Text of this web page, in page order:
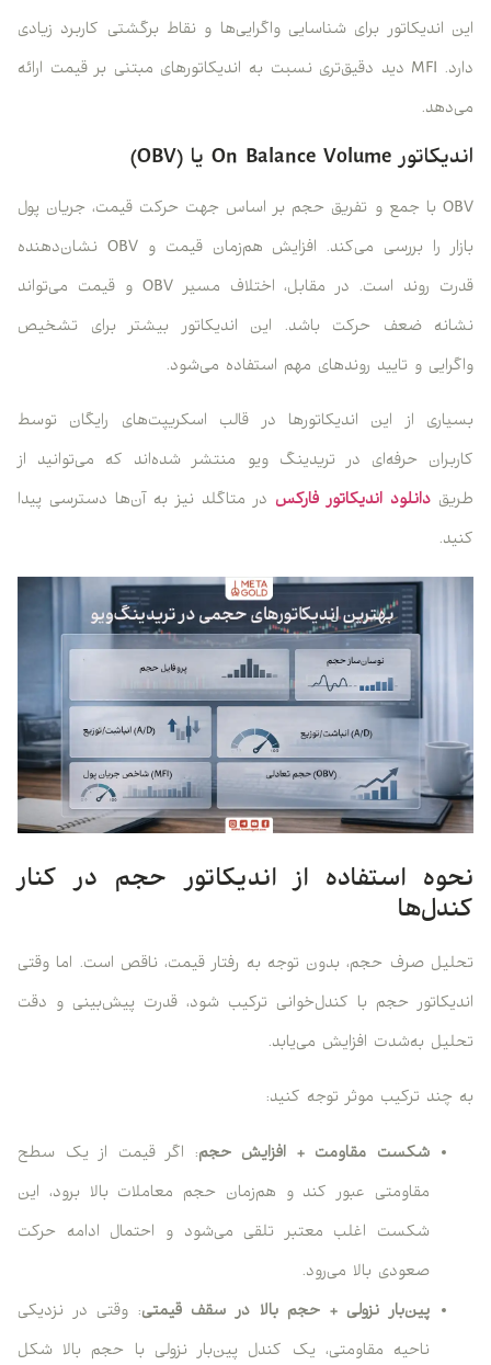
این اندیکاتور برای شناسایی واگرایی‌ها و نقاط برگشتی کاربرد زیادی
دارد. MFI دید دقیق‌تری نسبت به اندیکاتورهای مبتنی بر قیمت ارائه
می‌دهد.
اندیکاتور On Balance Volume یا (OBV)
OBV با جمع و تفریق حجم بر اساس جهت حرکت قیمت، جریان پول
بازار را بررسی می‌کند. افزایش هم‌زمان قیمت و OBV نشان‌دهنده
قدرت روند است. در مقابل، اختلاف مسیر OBV و قیمت می‌تواند
نشانه ضعف حرکت باشد. این اندیکاتور بیشتر برای تشخیص
واگرایی و تایید روندهای مهم استفاده می‌شود.
بسیاری از این اندیکاتورها در قالب اسکریپت‌های رایگان توسط
کاربران حرفه‌ای در تریدینگ ویو منتشر شده‌اند که می‌توانید از
طریق دانلود اندیکاتور فارکس در متاگلد نیز به آن‌ها دسترسی پیدا
کنید.
نحوه استفاده از اندیکاتور حجم در کنار
کندل‌ها
تحلیل صرف حجم، بدون توجه به رفتار قیمت، ناقص است. اما وقتی
اندیکاتور حجم با کندل‌خوانی ترکیب شود، قدرت پیش‌بینی و دقت
تحلیل به‌شدت افزایش می‌یابد.
به چند ترکیب موثر توجه کنید:
شکست مقاومت + افزایش حجم: اگر قیمت از یک سطح
مقاومتی عبور کند و هم‌زمان حجم معاملات بالا برود، این
شکست اغلب معتبر تلقی می‌شود و احتمال ادامه حرکت
صعودی بالا می‌رود.
پین‌بار نزولی + حجم بالا در سقف قیمتی: وقتی در نزدیکی
ناحیه مقاومتی، یک کندل پین‌بار نزولی با حجم بالا شکل